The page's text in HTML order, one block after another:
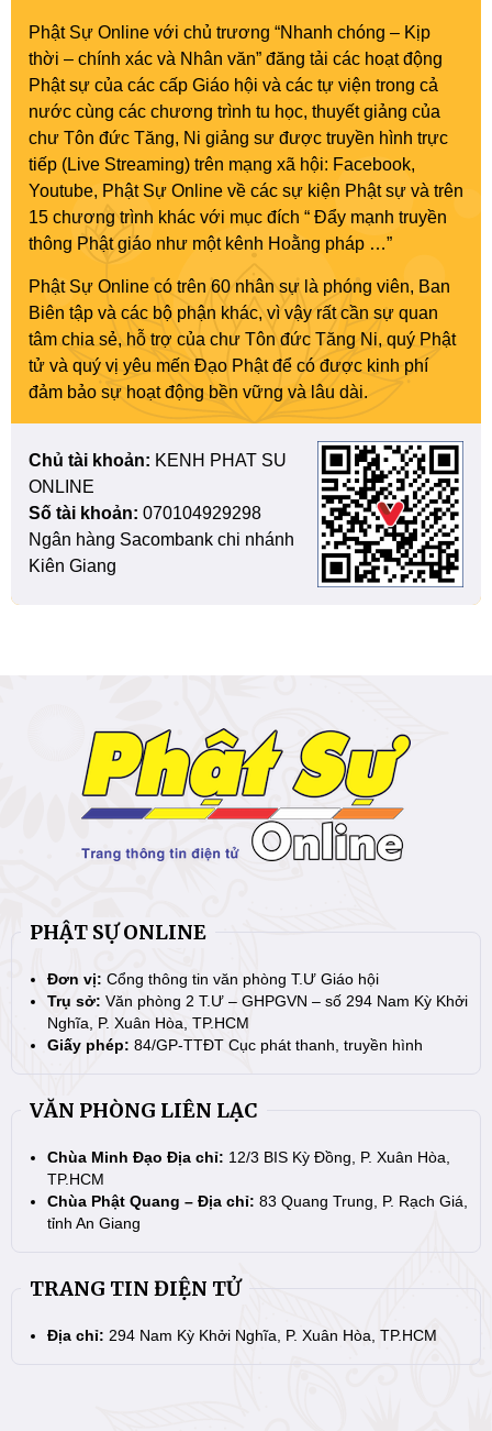
Phật Sự Online với chủ trương “Nhanh chóng – Kịp
thời – chính xác và Nhân văn” đăng tải các hoạt động
Phật sự của các cấp Giáo hội và các tự viện trong cả
nước cùng các chương trình tu học, thuyết giảng của
chư Tôn đức Tăng, Ni giảng sư được truyền hình trực
tiếp (Live Streaming) trên mạng xã hội: Facebook,
Youtube, Phật Sự Online về các sự kiện Phật sự và trên
15 chương trình khác với mục đích “ Đẩy mạnh truyền
thông Phật giáo như một kênh Hoằng pháp …”
Phật Sự Online có trên 60 nhân sự là phóng viên, Ban
Biên tập và các bộ phận khác, vì vậy rất cần sự quan
tâm chia sẻ, hỗ trợ của chư Tôn đức Tăng Ni, quý Phật
tử và quý vị yêu mến Đạo Phật để có được kinh phí
đảm bảo sự hoạt động bền vững và lâu dài.
Chủ tài khoản: KENH PHAT SU
ONLINE
Số tài khoản: 070104929298
Ngân hàng Sacombank chi nhánh
Kiên Giang
PHẬT SỰ ONLINE
Đơn vị: Cổng thông tin văn phòng T.Ư Giáo hội
Trụ sở: Văn phòng 2 T.Ư – GHPGVN – số 294 Nam Kỳ Khởi
Nghĩa, P. Xuân Hòa, TP.HCM
Giấy phép: 84/GP-TTĐT Cục phát thanh, truyền hình
VĂN PHÒNG LIÊN LẠC
Chùa Minh Đạo Địa chỉ: 12/3 BIS Kỳ Đồng, P. Xuân Hòa,
TP.HCM
Chùa Phật Quang – Địa chỉ: 83 Quang Trung, P. Rạch Giá,
tỉnh An Giang
TRANG TIN ĐIỆN TỬ
Địa chỉ: 294 Nam Kỳ Khởi Nghĩa, P. Xuân Hòa, TP.HCM